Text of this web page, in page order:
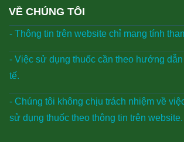
VỀ CHÚNG TÔI
- Thông tin trên website chỉ mang tính
- Việc sử dụng thuốc cần theo hướng
tế.
- Chúng tôi không chịu trách nhiệm về
sử dụng thuốc theo thông tin trên website.